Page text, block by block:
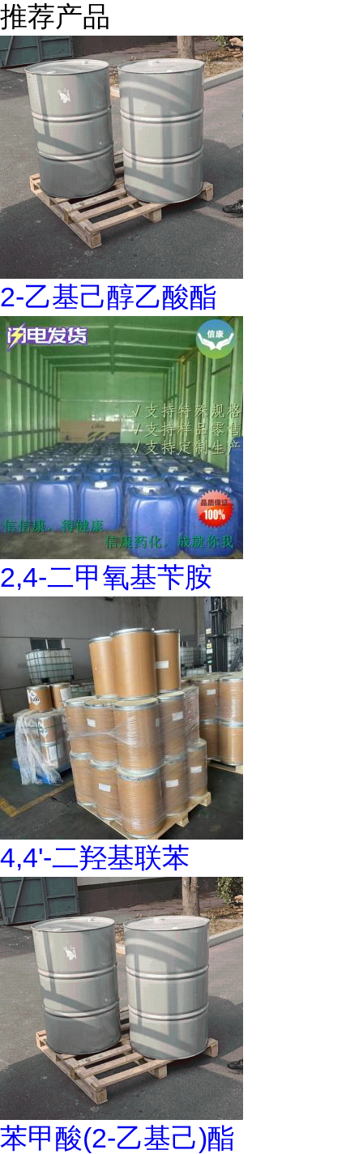
推荐产品
2-乙基己醇乙酸酯
2,4-二甲氧基苄胺
4,4'-二羟基联苯
苯甲酸(2-乙基己)酯